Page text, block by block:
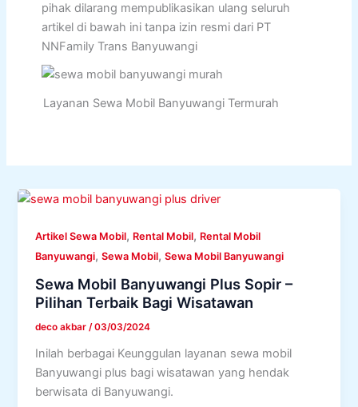
pihak dilarang mempublikasikan ulang seluruh
artikel di bawah ini tanpa izin resmi dari PT
NNFamily Trans Banyuwangi
Layanan Sewa Mobil Banyuwangi Termurah
Artikel Sewa Mobil, Rental Mobil, Rental Mobil
Banyuwangi,Sewa Mobil,Sewa Mobil Banyuwangi
Sewa Mobil Banyuwangi Plus Sopir –
Pilihan Terbaik Bagi Wisatawan
deco akbar/03/03/2024
Inilah berbagai Keunggulan layanan sewa mobil
Banyuwangi plus bagi wisatawan yang hendak
berwisata di Banyuwangi.